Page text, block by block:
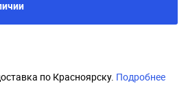
по Красноярску. Подробнее